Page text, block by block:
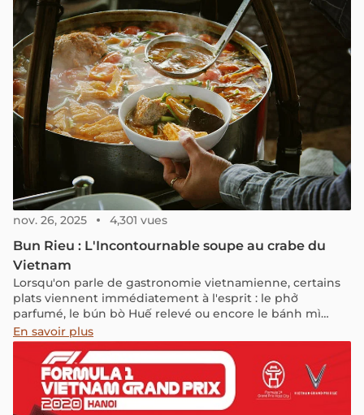
nov. 26, 2025 4,301 vues
Bun Rieu : L'Incontournable soupe au crabe du
Vietnam
Lorsqu'on parle de gastronomie vietnamienne, certains
plats viennent immédiatement à l'esprit : le phở
parfumé, le bún bò Huế relevé ou encore le bánh mì
croustillant. Mais un autre mets mérite tout autant d'être
dégusté : le bún riêu. Cette soupe de nouilles raffinée, à
base de crabe d'eau douce, est un véritable concentré de
saveurs vietnamiennes. Son bouillon savoureux, à la fois
acidulé et umami, s'accompagne d'une garniture
généreuse, offrant une expérience gustative unique.
En savoir plus